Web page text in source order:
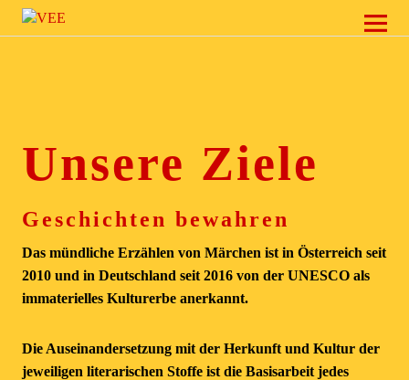
VEE
Unsere Ziele
Geschichten bewahren
Das mündliche Erzählen von Märchen ist in Österreich seit
2010 und in Deutschland seit 2016 von der UNESCO als
immaterielles Kulturerbe anerkannt.
Die Auseinandersetzung mit der Herkunft und Kultur der
jeweiligen literarischen Stoffe ist die Basisarbeit jedes